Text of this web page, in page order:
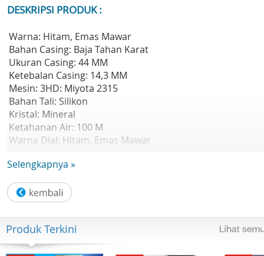
DESKRIPSI PRODUK :
Warna: Hitam, Emas Mawar
Bahan Casing: Baja Tahan Karat
Ukuran Casing: 44 MM
Ketebalan Casing: 14,3 MM
Mesin: 3HD: Miyota 2315
Bahan Tali: Silikon
Kristal: Mineral
Ketahanan Air: 100 M
Warna Dial: Hitam, Emas Mawar
Garansi Resmi 2 Tahun
Selengkapnya »
Produk Terkini